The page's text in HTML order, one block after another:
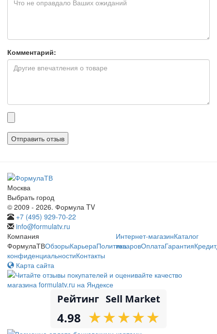
Комментарий:
Прикрепленные
файлы
Москва
Выбрать город
© 2009 - 2026. Формула TV
+7 (495) 929-70-22
info@formulatv.ru
Компания
ФормулаТВОбзорыКарьераПолитика
конфиденциальностиКонтакты
Интернет-магазинКаталог
товаровОплатаГарантияКредит
Карта сайта
Рейтинг Sell Market
4.98 ★
★★
★★
★★
★★
★